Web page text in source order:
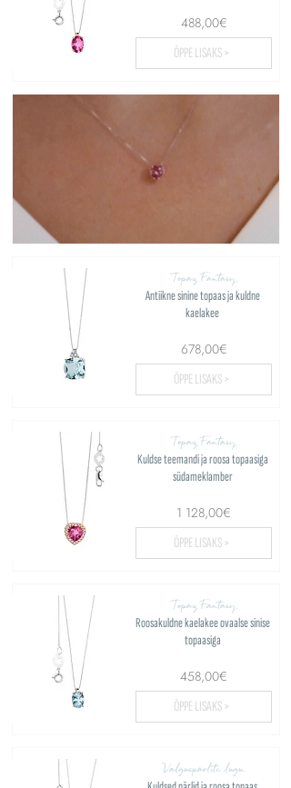
488,00€
ÕPPE LISAKS >
Topaz Fantasy
Antiikne sinine topaas ja kuldne
kaelakee
678,00€
ÕPPE LISAKS >
Topaz Fantasy
Kuldse teemandi ja roosa topaasiga
südameklamber
1 128,00€
ÕPPE LISAKS >
Topaz Fantasy
Roosakuldne kaelakee ovaalse sinise
topaasiga
458,00€
ÕPPE LISAKS >
Valguspärlite lugu